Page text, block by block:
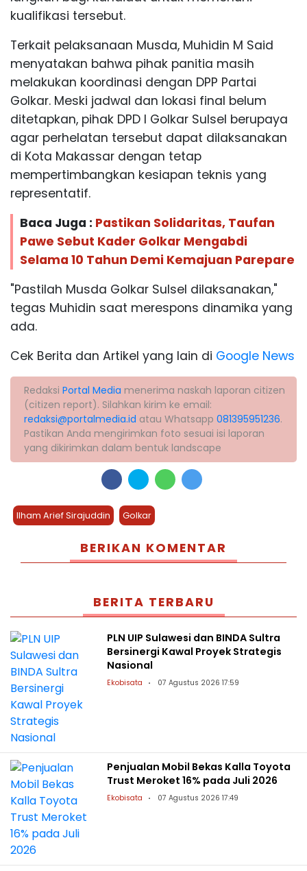
kualifikasi tersebut.
Terkait pelaksanaan Musda, Muhidin M Said
menyatakan bahwa pihak panitia masih
melakukan koordinasi dengan DPP Partai
Golkar. Meski jadwal dan lokasi final belum
ditetapkan, pihak DPD I Golkar Sulsel berupaya
agar perhelatan tersebut dapat dilaksanakan
di Kota Makassar dengan tetap
mempertimbangkan kesiapan teknis yang
representatif.
Baca Juga : Pastikan Solidaritas, Taufan
Pawe Sebut Kader Golkar Mengabdi
Selama 10 Tahun Demi Kemajuan Parepare
"Pastilah Musda Golkar Sulsel dilaksanakan,"
tegas Muhidin saat merespons dinamika yang
ada.
Cek Berita dan Artikel yang lain di Google News
Redaksi Portal Media menerima naskah laporan citizen
(citizen report). Silahkan kirim ke email:
redaksi@portalmedia.id atau Whatsapp 081395951236.
Pastikan Anda mengirimkan foto sesuai isi laporan
yang dikirimkan dalam bentuk landscape
Ilham Arief Sirajuddin Golkar
BERIKAN KOMENTAR
BERITA TERBARU
PLN UIP Sulawesi dan BINDA Sultra
Bersinergi Kawal Proyek Strategis
Nasional
Ekobisata 07 Agustus 2026 17:59
Penjualan Mobil Bekas Kalla Toyota
Trust Meroket 16% pada Juli 2026
Ekobisata 07 Agustus 2026 17:49